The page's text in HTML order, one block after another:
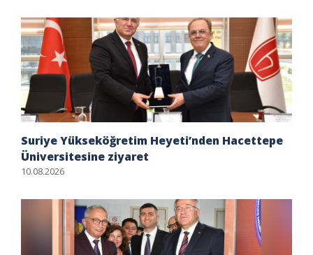
Suriye Yükseköğretim Heyeti’nden Hacettepe
Üniversitesine ziyaret
10.08.2026